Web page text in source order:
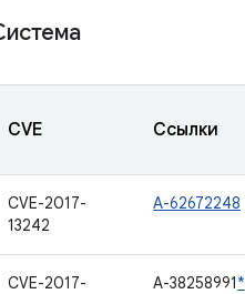
CVE Ссылки
CVE-2017-
13242
A-62672248
CVE-2017-
A-38258991*